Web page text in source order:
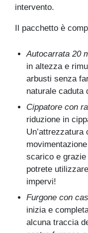
intervento.
Il pacchetto è
Autocarrata 20
in altezza e
arbusti senza
naturale caduta
Cippatore con
riduzione in
scarico e
potrete
impervi!
Furgone con
inizia e
alcuna traccia